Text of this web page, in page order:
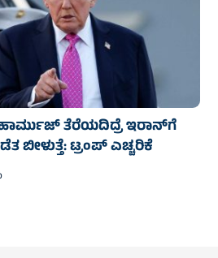
ಹಾರ್ಮುಜ್‌ ತೆರೆಯದಿದ್ರೆ ಇರಾನ್‌ಗೆ
ಬೀಳುತ್ತೆ: ಟ್ರಂಪ್‌ ಎಚ್ಚರಿಕೆ